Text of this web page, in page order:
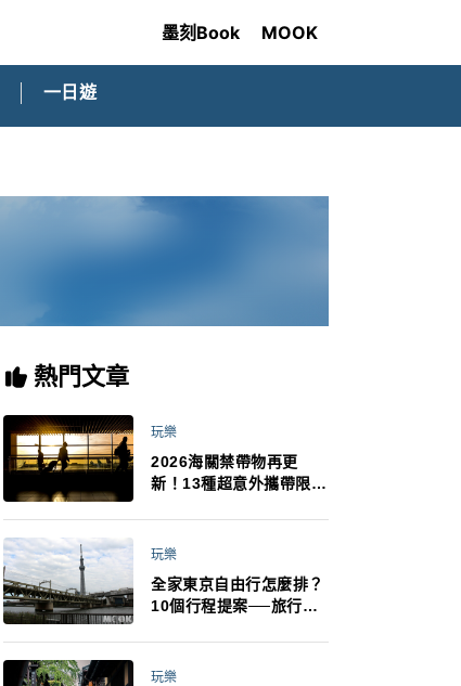
墨刻Book MOOK
一日遊
熱門文章
玩樂
2026海關禁帶物再更
新！13種超意外攜帶限
最高還罰百萬！注意事項
玩樂
全家東京自由行怎麼排？
10個行程提案──旅行不
法！
玩樂